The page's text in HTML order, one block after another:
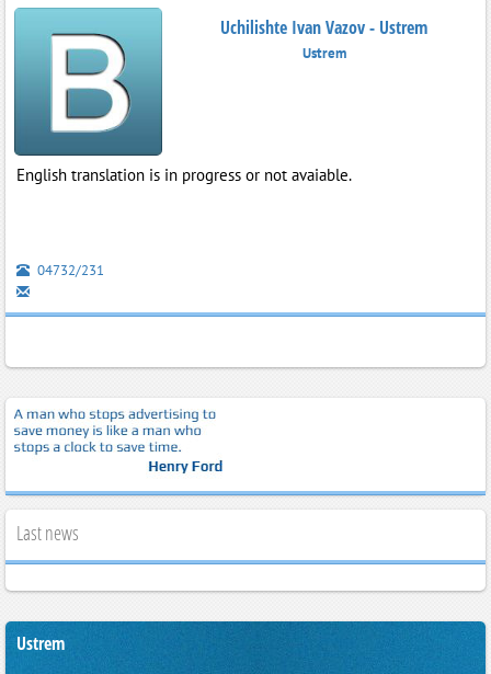
Uchilishte Ivan Vazov - Ustrem
Ustrem
English translation is in progress or not avaiable.
04732/231
Last news
Ustrem